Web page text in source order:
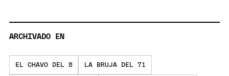
ARCHIVADO EN
EL CHAVO DEL 8 LA BRUJA DEL 71